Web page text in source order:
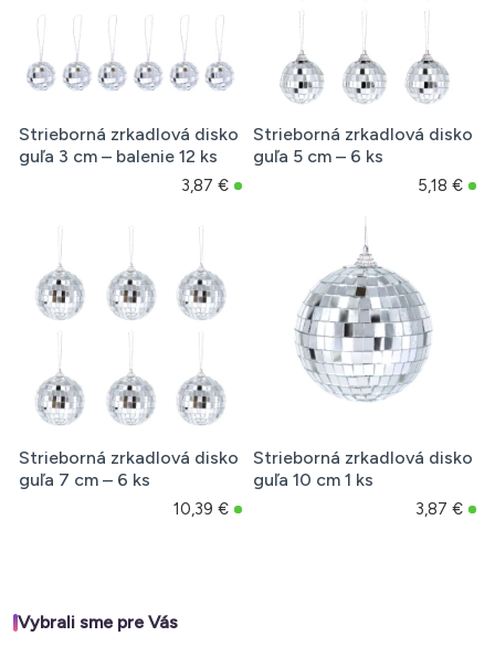
Strieborná zrkadlová disko
guľa 3 cm – balenie 12 ks
3,87 €
Strieborná zrkadlová disko
guľa 5 cm – 6 ks
5,18 €
Strieborná zrkadlová disko
guľa 7 cm – 6 ks
10,39 €
Strieborná zrkadlová disko
guľa 10 cm 1 ks
3,87 €
Vybrali sme pre Vás